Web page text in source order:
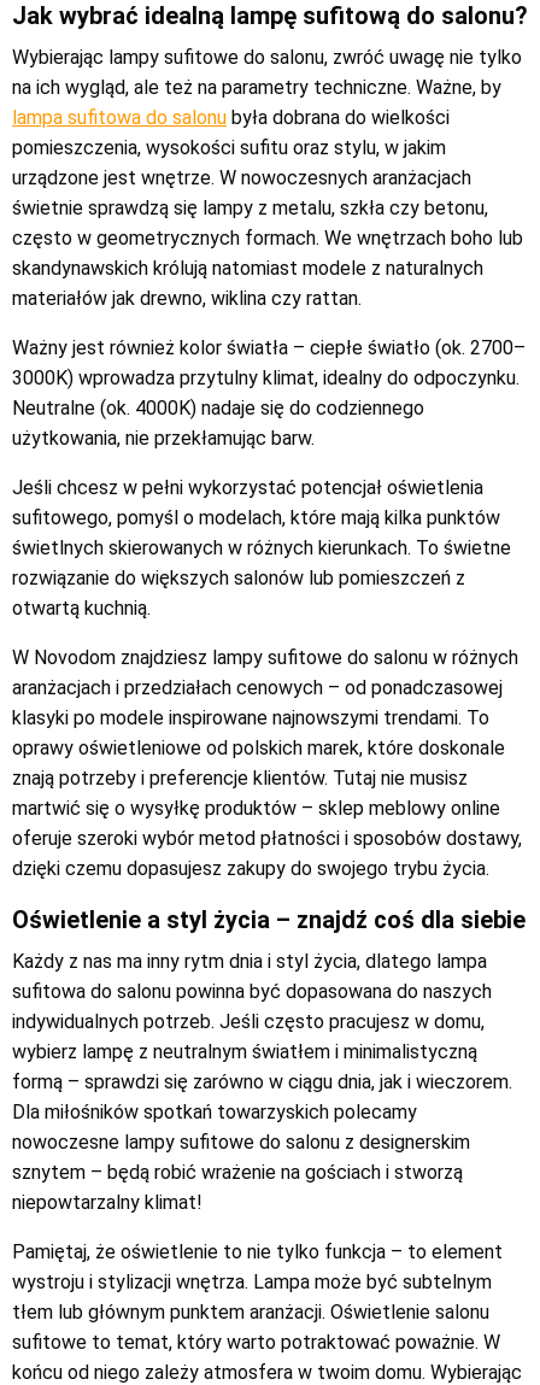
Jak wybrać idealną lampę sufitową do salonu?
Wybierając lampy sufitowe do salonu, zwróć uwagę nie tylko
na ich wygląd, ale też na parametry techniczne. Ważne, by
lampa sufitowa do salonu była dobrana do wielkości
pomieszczenia, wysokości sufitu oraz stylu, w jakim
urządzone jest wnętrze. W nowoczesnych aranżacjach
świetnie sprawdzą się lampy z metalu, szkła czy betonu,
często w geometrycznych formach. We wnętrzach boho lub
skandynawskich królują natomiast modele z naturalnych
materiałów jak drewno, wiklina czy rattan.
Ważny jest również kolor światła – ciepłe światło (ok. 2700–
3000K) wprowadza przytulny klimat, idealny do odpoczynku.
Neutralne (ok. 4000K) nadaje się do codziennego
użytkowania, nie przekłamując barw.
Jeśli chcesz w pełni wykorzystać potencjał oświetlenia
sufitowego, pomyśl o modelach, które mają kilka punktów
świetlnych skierowanych w różnych kierunkach. To świetne
rozwiązanie do większych salonów lub pomieszczeń z
otwartą kuchnią.
W Novodom znajdziesz lampy sufitowe do salonu w różnych
aranżacjach i przedziałach cenowych – od ponadczasowej
klasyki po modele inspirowane najnowszymi trendami. To
oprawy oświetleniowe od polskich marek, które doskonale
znają potrzeby i preferencje klientów. Tutaj nie musisz
martwić się o wysyłkę produktów – sklep meblowy online
oferuje szeroki wybór metod płatności i sposobów dostawy,
dzięki czemu dopasujesz zakupy do swojego trybu życia.
Oświetlenie a styl życia – znajdź coś dla siebie
Każdy z nas ma inny rytm dnia i styl życia, dlatego lampa
sufitowa do salonu powinna być dopasowana do naszych
indywidualnych potrzeb. Jeśli często pracujesz w domu,
wybierz lampę z neutralnym światłem i minimalistyczną
formą – sprawdzi się zarówno w ciągu dnia, jak i wieczorem.
Dla miłośników spotkań towarzyskich polecamy
nowoczesne lampy sufitowe do salonu z designerskim
sznytem – będą robić wrażenie na gościach i stworzą
niepowtarzalny klimat!
Pamiętaj, że oświetlenie to nie tylko funkcja – to element
wystroju i stylizacji wnętrza. Lampa może być subtelnym
tłem lub głównym punktem aranżacji. Oświetlenie salonu
sufitowe to temat, który warto potraktować poważnie. W
końcu od niego zależy atmosfera w twoim domu. Wybierając